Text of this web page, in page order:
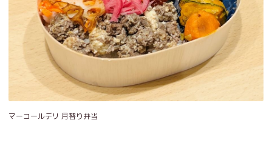
マーコールデリ 月替り弁当